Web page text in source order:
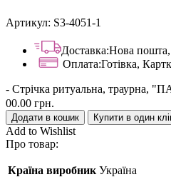
Артикул: S3-4051-1
Доставка:Нова
Оплата:Готівка,
- Стрічка ритуальна, траурна,
00.00 грн.
Додати в кошик Купити в один
Add to Wishlist
Про товар:
Країна виробник Україна